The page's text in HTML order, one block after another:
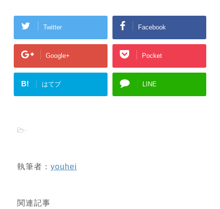
Twitter Facebook
Google+ Pocket
B! はてブ LINE
-
執筆者： youhei
関連記事